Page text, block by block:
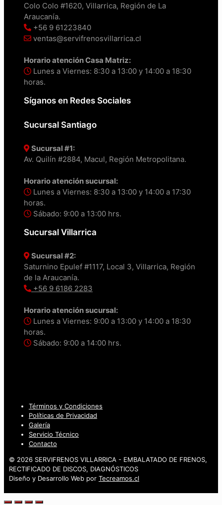
Colo Colo #1620, Villarrica, Región de La
Araucanía.
+56 9 61223840
ventas@servifrenosvillarrica.cl
Horario atención Casa Matriz:
Lunes a Viernes: 8:30 a 13:00 y 14:00 a 18:30
horas.
Síganos en Redes Sociales
Sucursal Santiago
Sucursal #1:
Av. Quilín #2884, Macul, Región Metropolitana.
Horario atención sucursal:
Lunes a Viernes: 8:30 a 13:00 y 14:00 a 17:30
horas.
Sábado: 9:00 a 13:00 hrs.
Sucursal Villarrica
Sucursal #2:
Saturnino Epulef #1117, Local 3, Villarrica, Región
de la Araucanía.
+56 9 6186 2283
Horario atención sucursal:
Lunes a Viernes: 9:00 a 13:00 y 14:00 a 18:30
horas.
Sábado: 9:00 a 14:00 hrs.
Términos y Condiciones
Políticas de Privacidad
Galería
Servicio Técnico
Contacto
© 2026 SERVIFRENOS VILLARRICA - EMBALATADO DE FRENOS,
RECTIFICADO DE DISCOS, DIAGNÓSTICOS
Diseño y Desarrollo Web por Tecreamos.cl